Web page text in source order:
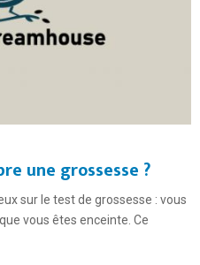
une grossesse ?
sur le test de grossesse : vous
vous êtes enceinte. Ce